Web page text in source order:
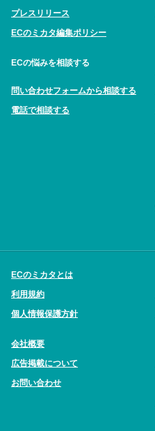
プレスリリース
ECのミカタ編集ポリシー
ECの悩みを相談する
問い合わせフォームから相談する
電話で相談する
ECのミカタとは
利用規約
個人情報保護方針
会社概要
広告掲載について
お問い合わせ